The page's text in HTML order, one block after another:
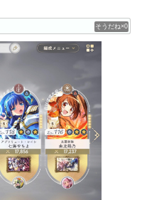
0